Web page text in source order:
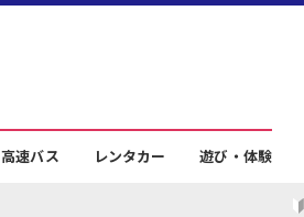
高速バス レンタカー 遊び・体験